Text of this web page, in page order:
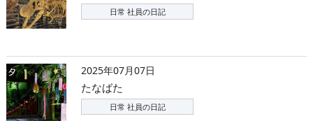
日常 社員の日記
2025年07月07日
たなばた
日常 社員の日記